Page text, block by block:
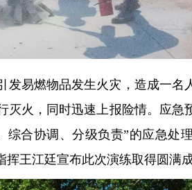
易燃物品发生火灾，造成一名
灭火，同时迅速上报险情。应
合协调、分级负责”的应急处
王江廷宣布此次演练取得圆满成